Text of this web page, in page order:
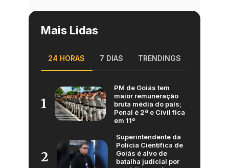
Mais Lidas
24 HORAS 7 DIAS TRENDINGS
1
PM de Goiás tem
maior remuneração
bruta média do país;
Penal é 2ª e Civil fica
em 11º
2
Superintendente da
Polícia Científica de
Goiás é alvo de
batalha judicial por